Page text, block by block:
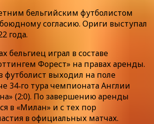
бельгийским футболистом
согласию. Ориги выступал
года.
бельгиец играл в составе
Форест» на правах аренды.
футболист выходил на поле
34‑го тура чемпионата Англии
(2:0). По завершению аренды
в «Милан» и с тех пор
в официальных матчах.